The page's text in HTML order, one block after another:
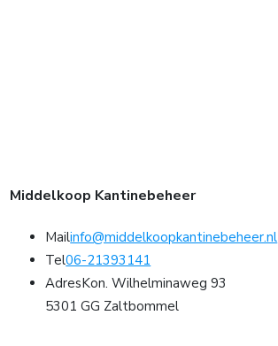
Middelkoop Kantinebeheer
Mailinfo@middelkoopkantinebeheer.nl
Tel06-21393141
AdresKon. Wilhelminaweg 93
5301 GG Zaltbommel